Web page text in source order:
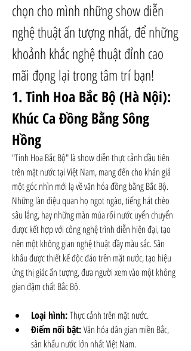
chọn cho mình những show diễn
nghệ thuật ấn tượng nhất, để những
khoảnh khắc nghệ thuật đỉnh cao
mãi đọng lại trong tâm trí bạn!
1. Tinh Hoa Bắc Bộ (Hà Nội):
Khúc Ca Đồng Bằng Sông
Hồng
"Tinh Hoa Bắc Bộ" là show diễn thực cảnh đầu tiên
trên mặt nước tại Việt Nam, mang đến cho khán giả
một góc nhìn mới lạ về văn hóa đồng bằng Bắc Bộ.
Những làn điệu quan họ ngọt ngào, tiếng hát chèo
sâu lắng, hay những màn múa rối nước uyển chuyển
được kết hợp với công nghệ trình diễn hiện đại, tạo
nên một không gian nghệ thuật đầy màu sắc. Sân
khấu được thiết kế độc đáo trên mặt nước, tạo hiệu
ứng thị giác ấn tượng, đưa người xem vào một không
gian đậm chất Bắc Bộ.
Loại hình: Thực cảnh trên mặt nước.
Điểm nổi bật: Văn hóa dân gian miền Bắc,
sân khấu nước lớn nhất Việt Nam.